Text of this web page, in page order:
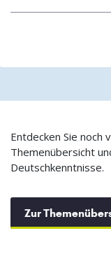
Entdecken Sie
Themenübersicht
Deutschkenntnisse.
Zur